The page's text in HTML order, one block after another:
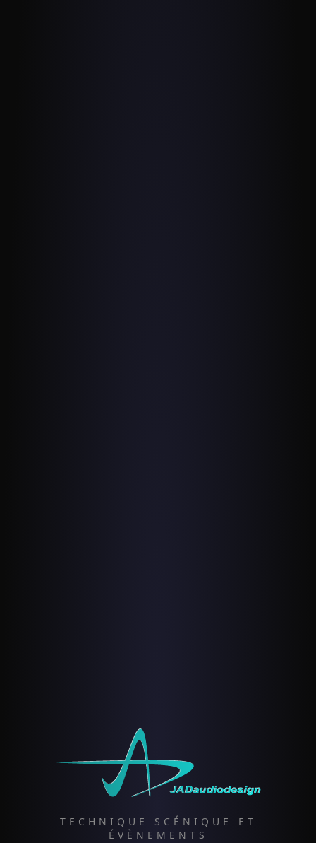
TECHNIQUE SCÉNIQUE ET
ÉVÈNEMENTS